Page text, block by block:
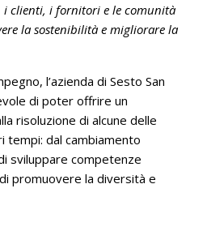
clienti, i fornitori e le comunità
la sostenibilità e migliorare la
l’azienda di Sesto San
di poter offrire un
risoluzione di alcune delle
tempi: dal cambiamento
sviluppare competenze
promuovere la diversità e